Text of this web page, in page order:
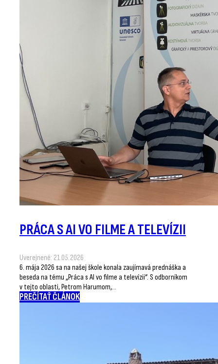
PRÁCA S AI VO FILME A TELEVÍZII
Uverejnené: 21.05.2026
6. mája 2026 sa na našej škole konala zaujímavá prednáška a
beseda na tému „Práca s AI vo filme a televízii“. S odborníkom
v tejto oblasti, Petrom Harumom,…
PREČÍTAŤ ČLÁNOK